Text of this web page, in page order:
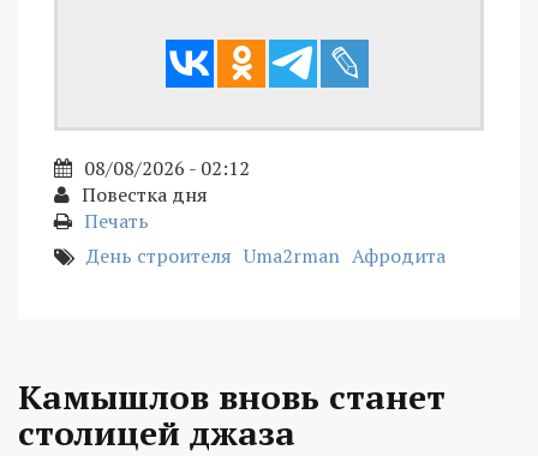
08/08/2026 - 02:12
Повестка дня
Печать
День строителя Uma2rman Афродита
Камышлов вновь станет
столицей джаза